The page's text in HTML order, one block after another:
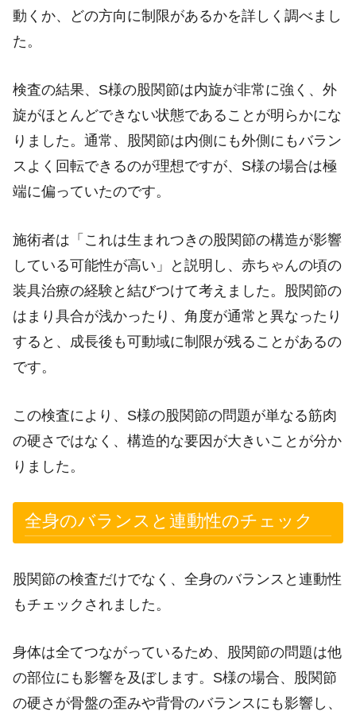
動くか、どの方向に制限があるかを詳しく調べまし
た。
検査の結果、S様の股関節は内旋が非常に強く、外
旋がほとんどできない状態であることが明らかにな
りました。通常、股関節は内側にも外側にもバラン
スよく回転できるのが理想ですが、S様の場合は極
端に偏っていたのです。
施術者は「これは生まれつきの股関節の構造が影響
している可能性が高い」と説明し、赤ちゃんの頃の
装具治療の経験と結びつけて考えました。股関節の
はまり具合が浅かったり、角度が通常と異なったり
すると、成長後も可動域に制限が残ることがあるの
です。
この検査により、S様の股関節の問題が単なる筋肉
の硬さではなく、構造的な要因が大きいことが分か
りました。
全身のバランスと連動性のチェック
股関節の検査だけでなく、全身のバランスと連動性
もチェックされました。
身体は全てつながっているため、股関節の問題は他
の部位にも影響を及ぼします。S様の場合、股関節
の硬さが骨盤の歪みや背骨のバランスにも影響し、